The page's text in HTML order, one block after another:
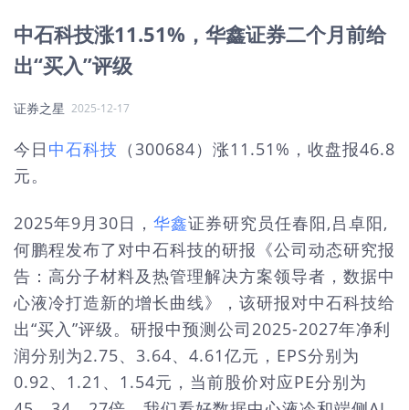
中石科技涨11.51%，华鑫证券二个月前给
出“买入”评级
证券之星 2025-12-17
今日 中石科技 （300684）涨11.51%，收盘报46.8
元。
2025年9月30日， 华鑫证券研究员任春阳,吕卓阳,
何鹏程发布了对中石科技的研报《公司动态研究报
告：高分子材料及热管理解决方案领导者，数据中
心液冷打造新的增长曲线》，该研报对中石科技给
出“买入”评级。研报中预测公司2025-2027年净利
润分别为2.75、3.64、4.61亿元，EPS分别为
0.92、1.21、1.54元，当前股价对应PE分别为